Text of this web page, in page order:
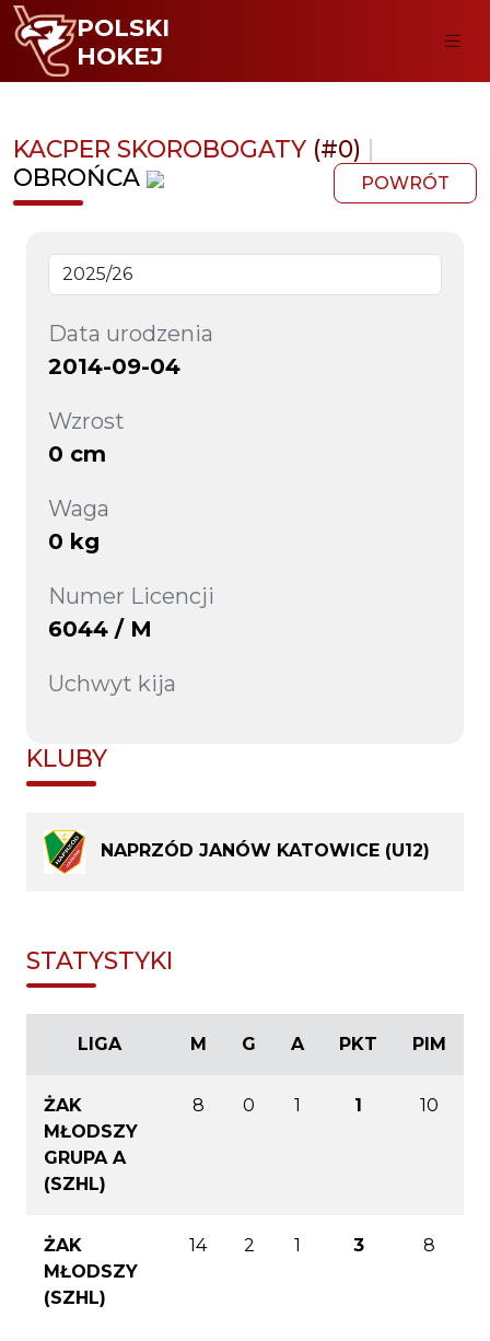
POLSKI
HOKEJ
KACPER SKOROBOGATY (#0) |
OBROŃCA
POWRÓT
Data urodzenia
2014-09-04
Wzrost
0 cm
Waga
0 kg
Numer Licencji
6044 / M
Uchwyt kija
KLUBY
NAPRZÓD JANÓW KATOWICE (U12)
STATYSTYKI
LIGA M G A PKT PIM
ŻAK
MŁODSZY
GRUPA A
(SZHL)
8 0 1 1 10
ŻAK
MŁODSZY
(SZHL)
14 2 1 3 8